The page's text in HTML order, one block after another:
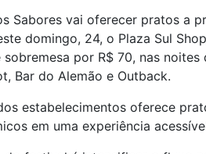
Sabores vai oferecer pratos a
domingo, 24, o Plaza Sul
por R$ 70, nas
Bar do Alemão e Outback.
estabelecimentos oferece
em uma experiência